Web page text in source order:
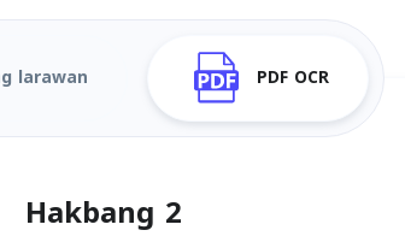
larawan PDF OCR
Hakbang 2